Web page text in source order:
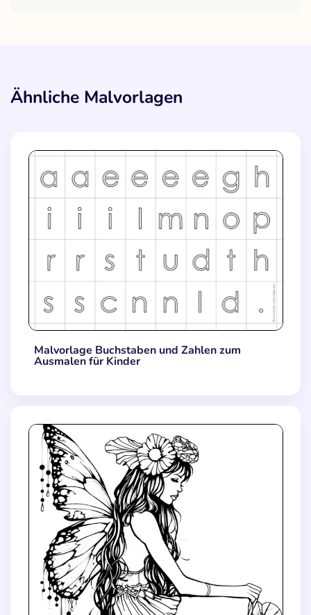
Ähnliche Malvorlagen
Malvorlage Buchstaben und Zahlen zum
Ausmalen für Kinder